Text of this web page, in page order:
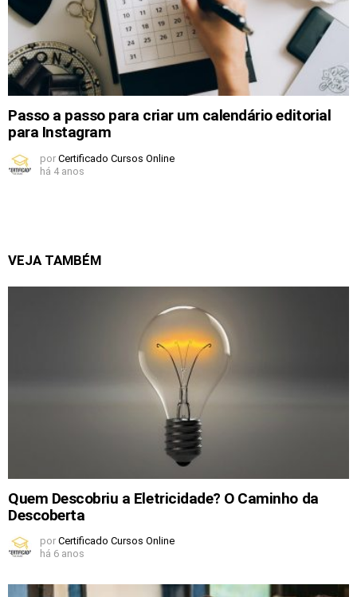
Passo a passo para criar um calendário editorial
para Instagram
por Certificado Cursos Online
há 4 anos
VEJA TAMBÉM
Quem Descobriu a Eletricidade? O Caminho da
Descoberta
por Certificado Cursos Online
há 6 anos